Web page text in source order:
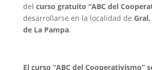
del curso gratuito “ABC del
desarrollarse en la localidad de
de La Pampa.
El curso “ABC del Cooperativismo”